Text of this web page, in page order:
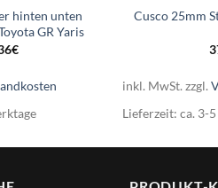
hinten unten
GR Yaris
€
Cusco 25mm
inkl. MwSt. zzgl.
Lieferzeit:ca. 3-